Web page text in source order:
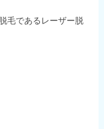
毛であるレーザー脱